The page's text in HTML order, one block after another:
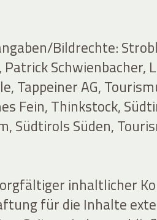
Bildrechte:
Schwienbacher,
Tappeiner AG,
Fein, Thinkstock,
Südtirols Süden,
inhaltlicher
für die Inhalte